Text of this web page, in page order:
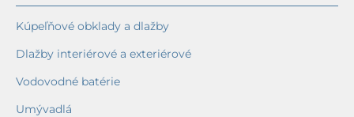
Kúpeľňové obklady a dlažby
Dlažby interiérové a exteriérové
Vodovodné batérie
Umývadlá